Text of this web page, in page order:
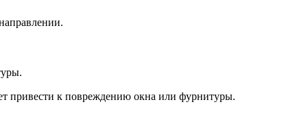
привести к повреждению окна или фурнитуры.